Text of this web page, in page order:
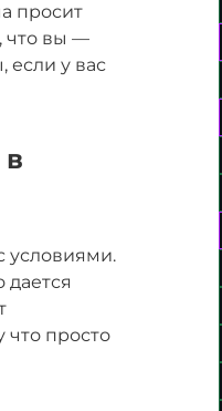
просит
что вы —
если у вас
условиями.
что просто